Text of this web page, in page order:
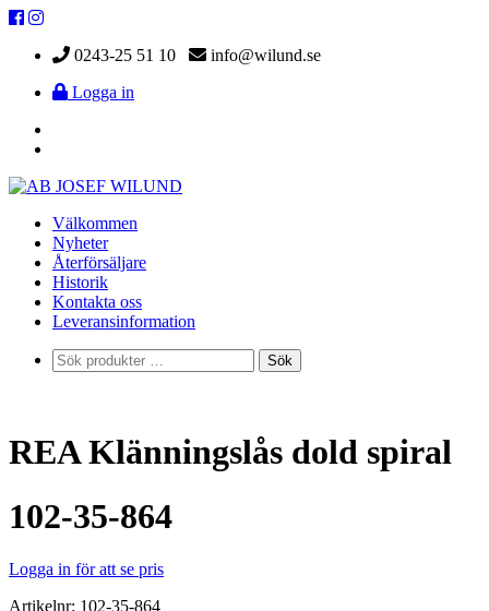
0243-25 51 10
info@wilund.se
Logga in
Välkommen
Nyheter
Återförsäljare
Historik
Kontakta oss
Leveransinformation
Sök
efter:
Sök
REA Klänningslås dold spiral
102-35-864
Logga in för att se pris
Artikelnr: 102-35-864